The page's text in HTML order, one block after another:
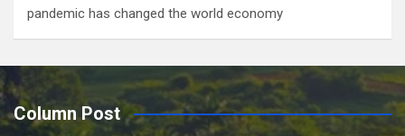
pandemic has changed the world economy
Column Post